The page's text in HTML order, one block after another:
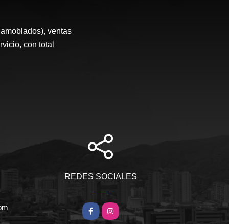
ventas
con total
REDES SOCIALES
Facebook
Instagram